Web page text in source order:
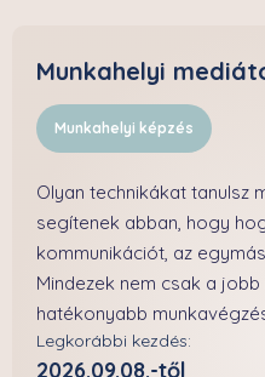
Munkahelyi
Munkahelyi képzés
Olyan technikákat tanulsz
segítenek abban, hogy
kommunikációt, az
Mindezek nem csak a
hatékonyabb
Legkorábbi kezdés:
2026.09.08.-től